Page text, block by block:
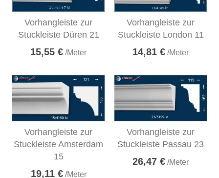
Vorhangleiste zur
Stuckleiste Düren 21
15,55 € /Meter
Vorhangleiste zur
Stuckleiste London 11
14,81 € /Meter
Vorhangleiste zur
Stuckleiste Amsterdam
15
19,11 €/Meter
Vorhangleiste zur
Stuckleiste Passau 23
26,47 € /Meter